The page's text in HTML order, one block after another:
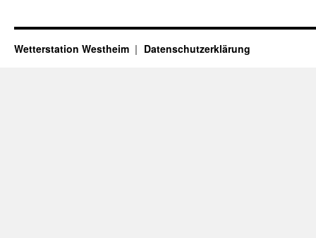
Wetterstation Westheim Datenschutzerklärung